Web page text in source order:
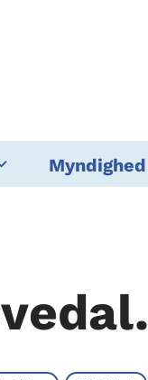
Myndighed